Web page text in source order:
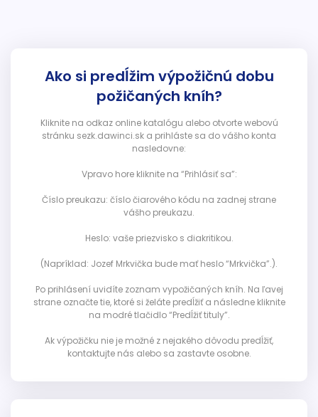
Ako si predĺžim výpožičnú dobu
požičaných kníh?
Kliknite na odkaz online katalógu alebo otvorte webovú
stránku sezk.dawinci.sk a prihláste sa do vášho konta
nasledovne:
Vpravo hore kliknite na “Prihlásiť sa”:
Číslo preukazu: číslo čiarového kódu na zadnej strane
vášho preukazu.
Heslo: vaše priezvisko s diakritikou.
(Napríklad: Jozef Mrkvička bude mať heslo “Mrkvička”.).
Po prihlásení uvidíte zoznam vypožičaných kníh. Na ľavej
strane označte tie, ktoré si želáte predĺžiť a následne kliknite
na modré tlačidlo “Predĺžiť tituly”.
Ak výpožičku nie je možné z nejakého dôvodu predĺžiť,
kontaktujte nás alebo sa zastavte osobne.